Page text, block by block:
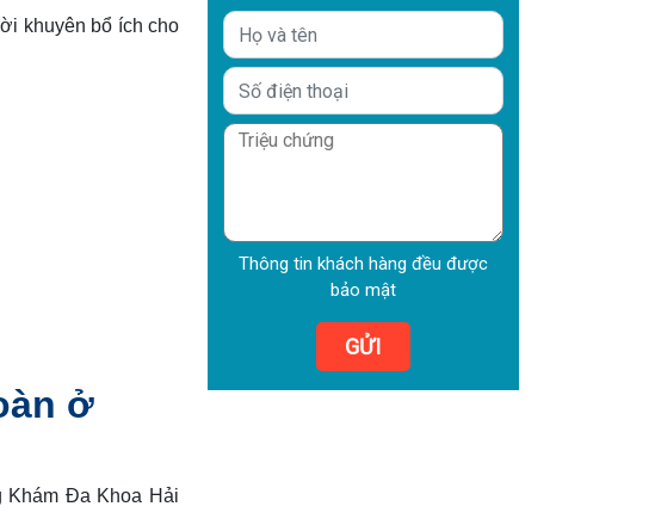
khuyên bổ ích cho
ở
Khám Đa Khoa Hải
Thông tin khách hàng đều được
bảo mật
GỬI